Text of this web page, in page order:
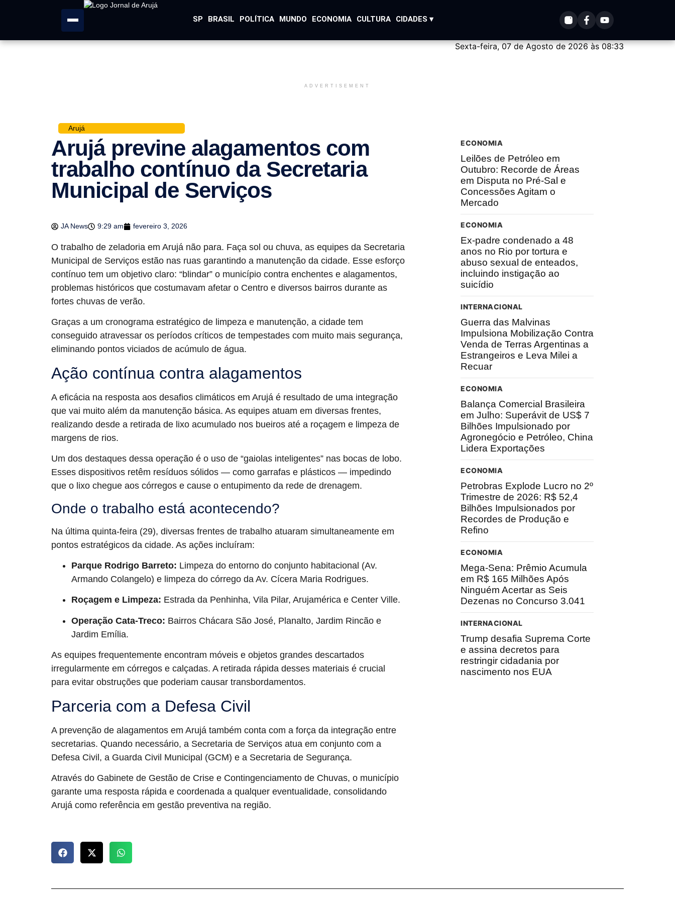
Sexta-feira, 07 de Agosto de 2026 às 08:33
SP BRASIL POLÍTICA MUNDO ECONOMIA CULTURA CIDADES ▾
ADVERTISEMENT
Arujá
Arujá previne alagamentos com
trabalho contínuo da Secretaria
Municipal de Serviços
JA News 9:29 am fevereiro 3, 2026
O trabalho de zeladoria em Arujá não para. Faça sol ou chuva, as equipes da Secretaria
Municipal de Serviços estão nas ruas garantindo a manutenção da cidade. Esse esforço
contínuo tem um objetivo claro: “blindar” o município contra enchentes e alagamentos,
problemas históricos que costumavam afetar o Centro e diversos bairros durante as
fortes chuvas de verão.
Graças a um cronograma estratégico de limpeza e manutenção, a cidade tem
conseguido atravessar os períodos críticos de tempestades com muito mais segurança,
eliminando pontos viciados de acúmulo de água.
Ação contínua contra alagamentos
A eficácia na resposta aos desafios climáticos em Arujá é resultado de uma integração
que vai muito além da manutenção básica. As equipes atuam em diversas frentes,
realizando desde a retirada de lixo acumulado nos bueiros até a roçagem e limpeza de
margens de rios.
Um dos destaques dessa operação é o uso de “gaiolas inteligentes” nas bocas de lobo.
Esses dispositivos retêm resíduos sólidos — como garrafas e plásticos — impedindo
que o lixo chegue aos córregos e cause o entupimento da rede de drenagem.
Onde o trabalho está acontecendo?
Na última quinta-feira (29), diversas frentes de trabalho atuaram simultaneamente em
pontos estratégicos da cidade. As ações incluíram:
Parque Rodrigo Barreto: Limpeza do entorno do conjunto habitacional (Av.
Armando Colangelo) e limpeza do córrego da Av. Cícera Maria Rodrigues.
Roçagem e Limpeza: Estrada da Penhinha, Vila Pilar, Arujamérica e Center Ville.
Operação Cata-Treco: Bairros Chácara São José, Planalto, Jardim Rincão e
Jardim Emília.
As equipes frequentemente encontram móveis e objetos grandes descartados
irregularmente em córregos e calçadas. A retirada rápida desses materiais é crucial
para evitar obstruções que poderiam causar transbordamentos.
Parceria com a Defesa Civil
A prevenção de alagamentos em Arujá também conta com a força da integração entre
secretarias. Quando necessário, a Secretaria de Serviços atua em conjunto com a
Defesa Civil, a Guarda Civil Municipal (GCM) e a Secretaria de Segurança.
Através do Gabinete de Gestão de Crise e Contingenciamento de Chuvas, o município
garante uma resposta rápida e coordenada a qualquer eventualidade, consolidando
Arujá como referência em gestão preventiva na região.
ECONOMIA
Leilões de Petróleo em
Outubro: Recorde de Áreas
em Disputa no Pré-Sal e
Concessões Agitam o
Mercado
ECONOMIA
Ex-padre condenado a 48
anos no Rio por tortura e
abuso sexual de enteados,
incluindo instigação ao
suicídio
INTERNACIONAL
Guerra das Malvinas
Impulsiona Mobilização Contra
Venda de Terras Argentinas a
Estrangeiros e Leva Milei a
Recuar
ECONOMIA
Balança Comercial Brasileira
em Julho: Superávit de US$ 7
Bilhões Impulsionado por
Agronegócio e Petróleo, China
Lidera Exportações
ECONOMIA
Petrobras Explode Lucro no 2º
Trimestre de 2026: R$ 52,4
Bilhões Impulsionados por
Recordes de Produção e
Refino
ECONOMIA
Mega-Sena: Prêmio Acumula
em R$ 165 Milhões Após
Ninguém Acertar as Seis
Dezenas no Concurso 3.041
INTERNACIONAL
Trump desafia Suprema Corte
e assina decretos para
restringir cidadania por
nascimento nos EUA